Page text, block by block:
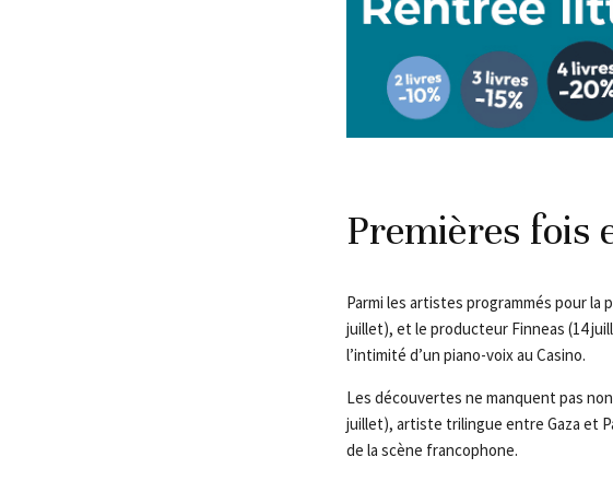
Premières fois
Parmi les artistes programmés pour la
juillet), et le producteur Finneas (14
l’intimité d’un piano-voix au Casino.
Les découvertes ne manquent pas
juillet), artiste trilingue entre Gaza et
de la scène francophone.